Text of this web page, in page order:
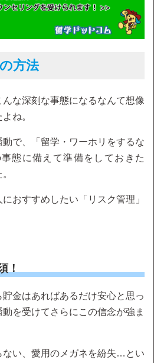
方法
な深刻な事態になるなんて想像
ね。
で、「留学・ワーホリをするな
態に備えて準備をしておきた
おすすめしたい「リスク管理」
！
金はあればあるだけ安心と思っ
を受けてさらにこの信念が強ま
ない、愛用のメガネを紛失…とい